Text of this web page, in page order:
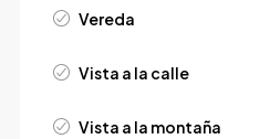
Vereda
Vista a la calle
Vista a la montaña